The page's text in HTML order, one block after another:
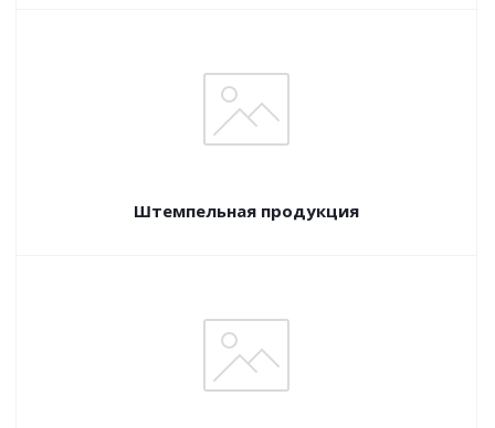
Штемпельная продукция